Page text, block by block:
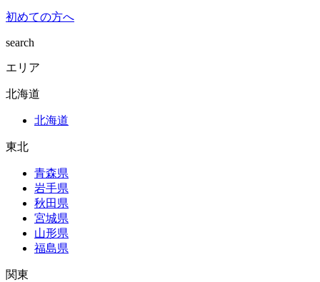
初めての方へ
search
エリア
北海道
北海道
東北
青森県
岩手県
秋田県
宮城県
山形県
福島県
関東